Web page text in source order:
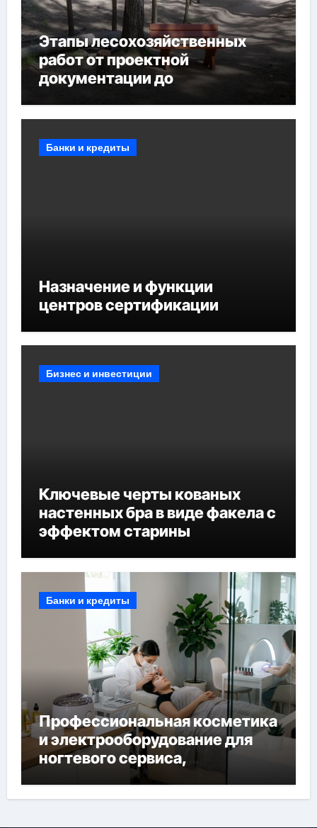
Этапы лесохозяйственных
работ от проектной
документации до
мероприятий и обустройства
Банки и кредиты
Назначение и функции
центров сертификации
Бизнес и инвестиции
Ключевые черты кованых
настенных бра в виде факела с
эффектом старины
Банки и кредиты
Профессиональная косметика
и электрооборудование для
ногтевого сервиса,
наращивания ресниц и
депиляции